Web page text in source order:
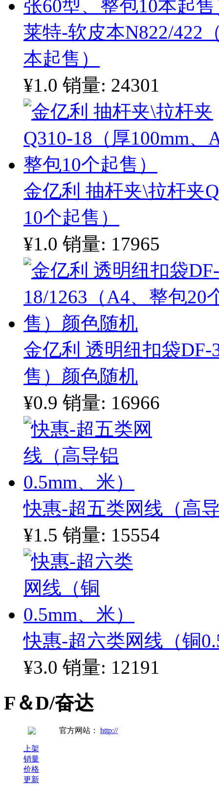
莱特-软皮本N822/422
本起售）
¥1.0 销量: 24301
金亿利 抽杆夹\拉杆夹
10个起售）
¥1.0 销量: 17965
金亿利 透明纽扣袋DF-
售）颜色随机
¥0.9 销量: 16966
快惠-超五类网线（高
¥1.5 销量: 15554
快惠-超六类网线（铜
¥3.0 销量: 12191
F＆D/奋达
官方网站： http://
上架
销量
价格
更新